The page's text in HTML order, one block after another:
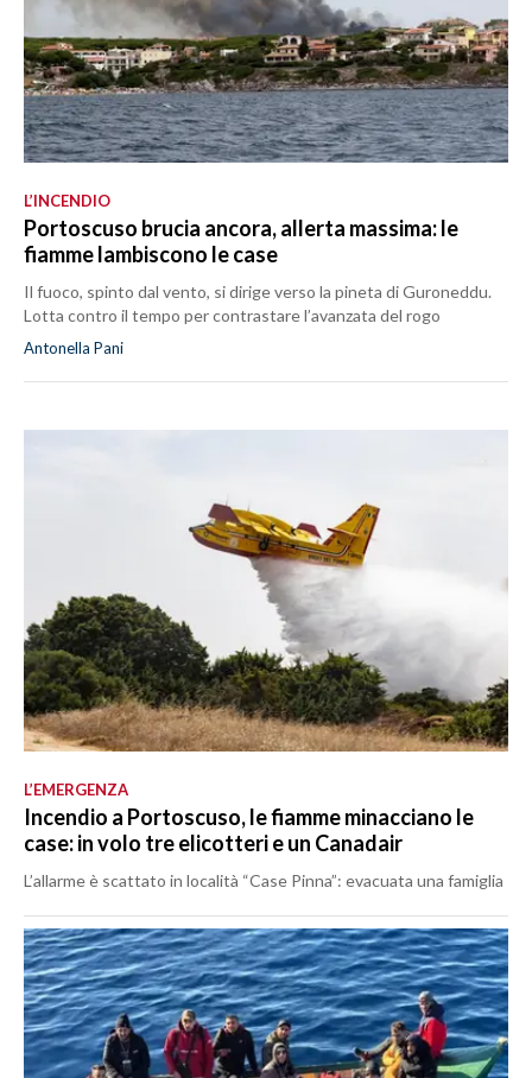
L’INCENDIO
Portoscuso brucia ancora, allerta massima: le
fiamme lambiscono le case
Il fuoco, spinto dal vento, si dirige verso la pineta di Guroneddu.
Lotta contro il tempo per contrastare l’avanzata del rogo
Antonella Pani
L’EMERGENZA
Incendio a Portoscuso, le fiamme minacciano le
case: in volo tre elicotteri e un Canadair
L’allarme è scattato in località “Case Pinna”: evacuata una famiglia